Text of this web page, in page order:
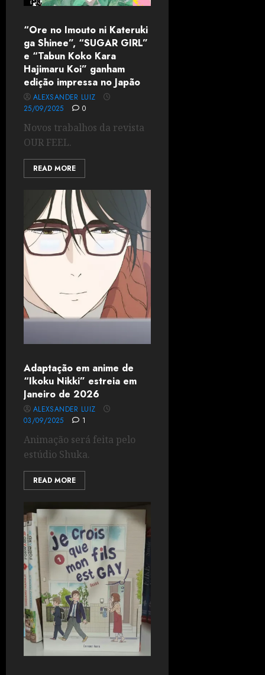
“Ore no Imouto ni Kateruki
ga Shinee”, “SUGAR GIRL”
e “Tabun Koko Kara
Hajimaru Koi” ganham
edição impressa no Japão
ALEXSANDER LUIZ
25/09/2025
0
Novos trabalhos da revista
OUR FEEL.
READ MORE
Adaptação em anime de
“Ikoku Nikki” estreia em
Janeiro de 2026
ALEXSANDER LUIZ
03/09/2025
1
Animação será feita pelo
estúdio Shuka.
READ MORE